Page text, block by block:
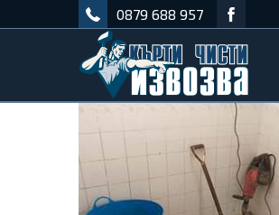
0879 688 957